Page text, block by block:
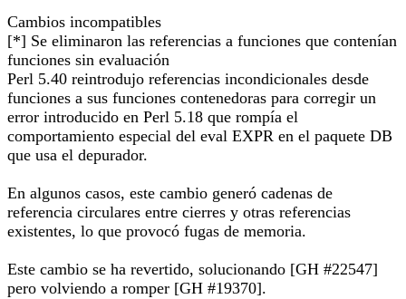
Cambios incompatibles
[*] Se eliminaron las referencias a funciones que contenían
funciones sin evaluación
Perl 5.40 reintrodujo referencias incondicionales desde
funciones a sus funciones contenedoras para corregir un
error introducido en Perl 5.18 que rompía el
comportamiento especial del eval EXPR en el paquete DB
que usa el depurador.
En algunos casos, este cambio generó cadenas de
referencia circulares entre cierres y otras referencias
existentes, lo que provocó fugas de memoria.
Este cambio se ha revertido, solucionando [GH #22547]
pero volviendo a romper [GH #19370].